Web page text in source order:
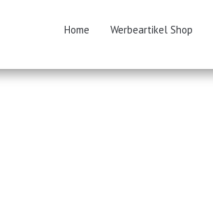
Home Werbeartikel Shop